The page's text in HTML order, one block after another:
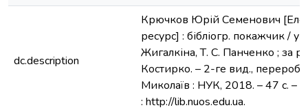
dc.description
Крючков Юрій Семенович
ресурс] : бібліогр. покажчик /
Жигалкіна, Т. С. Панченко ; за
Костирко. – 2-ге вид., перероб.
Миколаїв : НУК, 2018. – 47 с. –
: http://lib.nuos.edu.ua.